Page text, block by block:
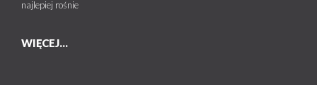
najlepiej rośnie
WIĘCEJ...